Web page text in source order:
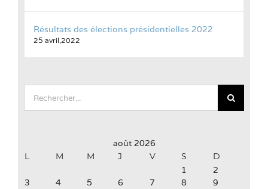
Résultats des élections présidentielles 2022
25 avril,2022
août 2026
L
M M J V S
D
1
2
3
4 5 6 7 8
9